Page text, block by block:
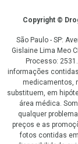
CopyrightCopyright ©
São Paulo - SP:
Gislaine Lima Meo
Processo:
informações
medicamentos,
substituem, em
área médica.
qualquer
preços e as
fotos contidas